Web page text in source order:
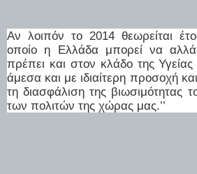
Αν λοιπόν το 2014 θεωρείται
οποίο η Ελλάδα μπορεί να
πρέπει και στον κλάδο της
άμεσα και με ιδιαίτερη προσοχή
τη διασφάλιση της βιωσιμότητας
των πολιτών της χώρας μας.’’